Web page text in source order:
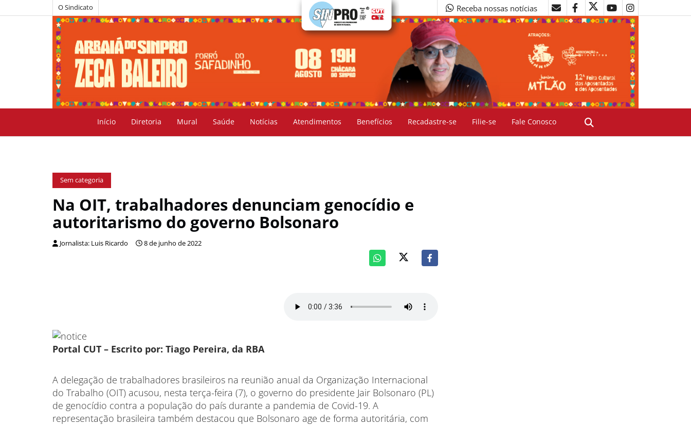
O Sindicato Receba nossas notícias
Início Diretoria Mural Saúde Notícias Atendimentos Benefícios Recadastre-se Filie-se Fale Conosco
Sem categoria
Na OIT, trabalhadores denunciam genocídio e
autoritarismo do governo Bolsonaro
Jornalista: Luis Ricardo 8 de junho de 2022
Portal CUT – Escrito por: Tiago Pereira, da RBA
A delegação de trabalhadores brasileiros na reunião anual da Organização Internacional
do Trabalho (OIT) acusou, nesta terça-feira (7), o governo do presidente Jair Bolsonaro (PL)
de genocídio contra a população do país durante a pandemia de Covid-19. A
representação brasileira também destacou que Bolsonaro age de forma autoritária, com